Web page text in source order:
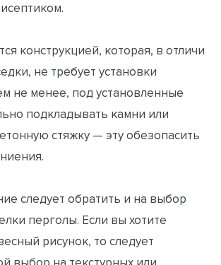
конструкцией, которая, в отличи
не требует установки
не менее, под установленные
подкладывать камни или
стяжку — эту обезопасить
следует обратить и на выбор
перголы. Если вы хотите
рисунок, то следует
выбор на текстурных или,